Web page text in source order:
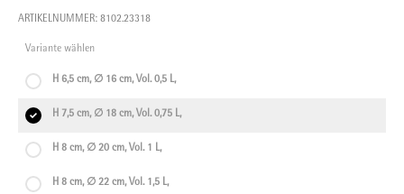
ARTIKELNUMMER: 8102.23318
Variante wählen
H 6,5 cm, ∅ 16 cm, Vol. 0,5 L,
H 7,5 cm, ∅ 18 cm, Vol. 0,75 L,
H 8 cm, ∅ 20 cm, Vol. 1 L,
H 8 cm, ∅ 22 cm, Vol. 1,5 L,